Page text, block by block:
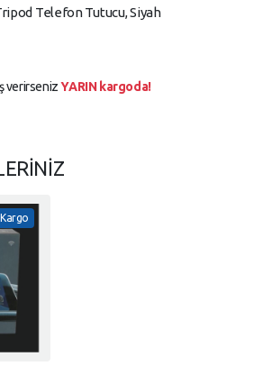
Telefon Tutucu, Siyah
verirsenizYARIN kargoda!